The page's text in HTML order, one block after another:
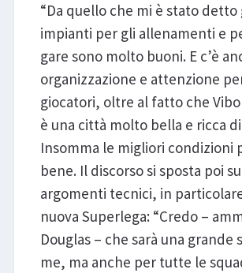
“Da quello che mi è stato detto
impianti per gli allenamenti e
gare sono molto buoni. E c’è
organizzazione e attenzione
giocatori, oltre al fatto che
è una città molto bella e ricca
Insomma le migliori condizioni
bene. Il discorso si sposta poi su
argomenti tecnici, in
nuova Superlega: “Credo –
Douglas – che sarà una grande
me, ma anche per tutte le